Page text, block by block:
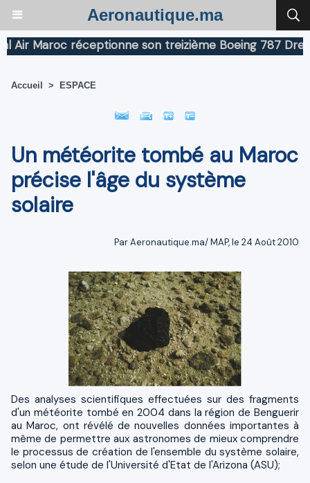
Aeronautique.ma
Maroc réceptionne son treizième Boeing 787
Accueil > ESPACE
Un météorite tombé au Maroc
précise l'âge du système
solaire
Par Aeronautique.ma/ MAP, le 24 Août 2010
Des analyses scientifiques effectuées sur des fragments
d'un météorite tombé en 2004 dans la région de Benguerir
au Maroc, ont révélé de nouvelles données importantes à
même de permettre aux astronomes de mieux comprendre
le processus de création de l'ensemble du système solaire,
selon une étude de l'Université d'Etat de l'Arizona (ASU);